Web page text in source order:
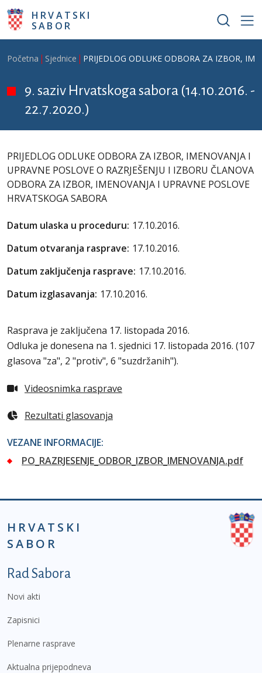
Skoči na glavni sadržaj
HRVATSKI
SABOR
Breadcrumb
Početna Sjednice PRIJEDLOG ODLUKE ODBORA ZA IZBOR,
9. saziv Hrvatskoga sabora (14.10.2016. -
22.7.2020.)
PRIJEDLOG ODLUKE ODBORA ZA IZBOR, IMENOVANJA I
UPRAVNE POSLOVE O RAZRJEŠENJU I IZBORU ČLANOVA
ODBORA ZA IZBOR, IMENOVANJA I UPRAVNE POSLOVE
HRVATSKOGA SABORA
Datum ulaska u proceduru: 17.10.2016.
Datum otvaranja rasprave: 17.10.2016.
Datum zaključenja rasprave: 17.10.2016.
Datum izglasavanja: 17.10.2016.
Rasprava je zaključena 17. listopada 2016.
Odluka je donesena na 1. sjednici 17. listopada 2016. (107
glasova "za", 2 "protiv", 6 "suzdržanih").
Videosnimka rasprave
Rezultati glasovanja
VEZANE INFORMACIJE:
PO_RAZRJESENJE_ODBOR_IZBOR_IMENOVANJA.pdf
HRVATSKI
SABOR
Podnožje prvi izbornik
Rad Sabora
Novi akti
Zapisnici
Plenarne rasprave
Aktualna prijepodneva